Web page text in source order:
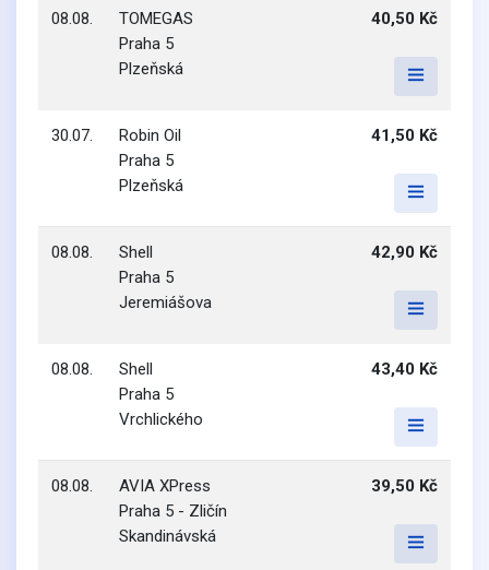
08.08.
TOMEGAS
Praha 5
Plzeňská
40,50 Kč
30.07.
Robin Oil
Praha 5
Plzeňská
41,50 Kč
08.08.
Shell
Praha 5
Jeremiášova
42,90 Kč
08.08.
Shell
Praha 5
Vrchlického
43,40 Kč
08.08.
AVIA XPress
Praha 5 - Zličín
Skandinávská
39,50 Kč